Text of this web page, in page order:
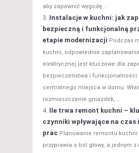
aby zapewnić wygodę...
Instalacje w kuchni: jak
bezpieczną i funkcjonalną
etapie modernizacji Podczas
kuchni, odpowiednie
elektrycznej jest kluczowe dla
bezpieczeństwa i funkcjonalności
centralnego miejsca w domu.
rozmieszczenie gniazdek,...
Ile trwa remont kuchni –
czynniki wpływające na czas
prac Planowanie remontu kuchni
przyprawia o ból głowy, a jednym